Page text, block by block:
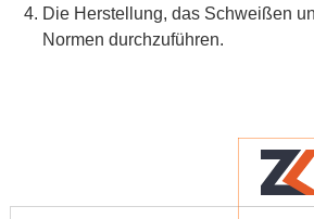
Die Herstellung, das Schweißen
Normen durchzuführen.